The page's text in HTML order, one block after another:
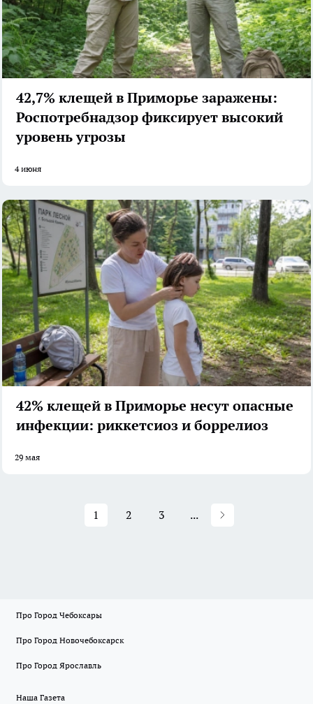
42,7% клещей в Приморье заражены:
Роспотребнадзор фиксирует высокий
уровень угрозы
4 июня
42% клещей в Приморье несут опасные
инфекции: риккетсиоз и боррелиоз
29 мая
1 2 3 ...
Про Город Чебоксары
Про Город Новочебоксарск
Про Город Ярославль
Наша Газета